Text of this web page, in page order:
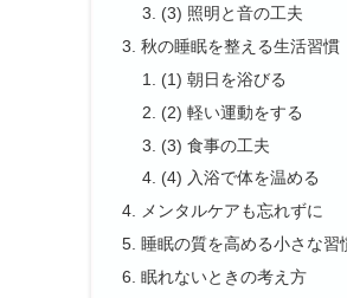
(3) 照明と音の工夫
秋の睡眠を整える生活習慣
(1) 朝日を浴びる
(2) 軽い運動をする
(3) 食事の工夫
(4) 入浴で体を温める
メンタルケアも忘れずに
睡眠の質を高める小さな習
眠れないときの考え方